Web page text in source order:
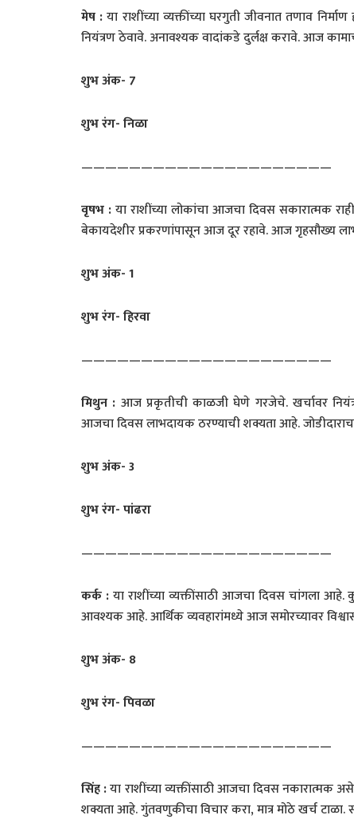
मेष :या राशींच्या व्यक्तींच्या घरगुती जीवनात तणाव
नियंत्रण ठेवावे. अनावश्यक वादांकडे दुर्लक्ष करावे. आज
शुभ अंक- 7
शुभ रंग- निळा
—————————————————————
वृषभ :या राशींच्या लोकांचा आजचा दिवस सकारात्मक
बेकायदेशीर प्रकरणांपासून आज दूर रहावे. आज गृहसौख्य
शुभ अंक-1
शुभ रंग- हिरवा
—————————————————————
मिथुन : आज प्रकृतीची काळजी घेणे गरजेचे. खर्चावर
आजचा दिवस लाभदायक ठरण्याची शक्यता आहे.
शुभ अंक-3
शुभ रंग- पांढरा
—————————————————————
कर्क :या राशींच्या व्यक्तींसाठी आजचा दिवस चांगला आहे.
आवश्यक आहे. आर्थिक व्यवहारांमध्ये आज समोरच्यावर
शुभ अंक- 8
शुभ रंग- पिवळा
—————————————————————
सिंह:या राशींच्या व्यक्तींसाठी आजचा दिवस नकारात्मक
शक्यता आहे. गुंतवणुकीचा विचार करा, मात्र मोठे खर्च टाळा.